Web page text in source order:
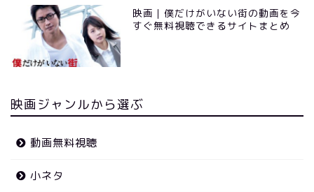
映画｜僕だけがいない街の動画を今
すぐ無料視聴できるサイトまとめ
映画ジャンルから選ぶ
動画無料視聴
小ネタ